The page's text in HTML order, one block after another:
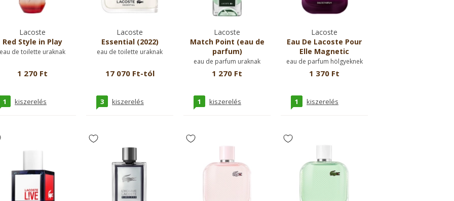
Lacoste
Red Style in Play
eau de toilette uraknak
1 270 Ft
1 kiszerelés
Lacoste
Essential (2022)
eau de toilette uraknak
17 070 Ft-tól
3 kiszerelés
Lacoste
Match Point (eau de
parfum)
eau de parfum uraknak
1 270 Ft
1 kiszerelés
Lacoste
Eau De Lacoste Pour
Elle Magnetic
eau de parfum hölgyeknek
1 370 Ft
1 kiszerelés